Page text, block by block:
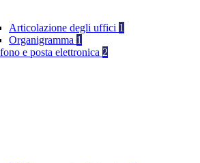
Articolazione degli uffici 1
Organigramma 1
e posta elettronica 2